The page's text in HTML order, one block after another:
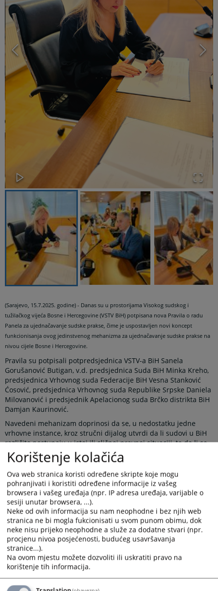
(Sarajevo, 15.7.2025. godine) - Danas su u prostorijama Visokog sudskog i
tužilačkog vijeća Bosne i Hercegovine (VSTV BiH) potpisana nova Pravila o radu
Panela za ujednačavanje sudske prakse, čime je uspostavljen novi koncept
funkcionisanja ovog jedinstvenog mehanizma za ujednačavanje sudske prakse na
nivou cijele Bosne i Hercegovine.
Pravila su potpisali potpredsjednica VSTV-a BiH Sanela
Gorušanović Butigan, v.d. predsjednica Suda BiH Minka Kreho,
predsjednica Vrhovnog suda Federacije BiH Vesna Stanković
Ćosović, predsjednica Vrhovnog suda Republike Srpske Daniela
Milovanović i predsjednik Apelacionog suda Brčko distrikta BiH
Damjan Kaurinović.
Navedeni mehanizam doprinosi da se, u nedostatku jedne
vrhovne instance, kroz stručni dijalog utvrdi da li sudovi u BiH
različito postupaju u istoj ili sličnoj pravnoj situaciji, te da li se
tako različito postupanje može ujednačiti usvajanjem pravnih
shvatanja na nivou sudova najviše instance. Javno objavljivanje
ovih shvatanja omogućava građanima i njihovim zastupnicima
korištenje istih prilikom ostvarivanja svojih prava pred sudom,
čime mogu osigurati veću pravnu sigurnost i jednakost pred
zakonom, bez obzira u kom dijelu države žive.
Novi koncept rada Panela predviđa održavanje većeg broja
sastanaka tokom godine, najmanje po jednog iz oblasti
krivičnog, građanskog i upravnog prava. Teme za sastanke
dogovaraju se na pripremnom sastanku, koji se održava
početkom svake kalendarske godine u prostorijama VSTV-a BiH.
Sastanci Panela se potom organizuju u sudovima najviše
instance, čime je napravljen iskorak u odnosu na raniju praksu
kada su se svi sastanci održavali isključivo u VSTV-u BiH.
Korištenje kolačića
Ova web stranica koristi određene skripte koje mogu
pohranjivati i koristiti određene informacije iz vašeg
browsera i vašeg uređaja (npr. IP adresa uređaja, varijable o
sesiji unutar browsera, ...).
Neke od ovih informacija su nam neophodne i bez njih web
stranica ne bi mogla fukcionisati u svom punom obimu, dok
neke nisu prijeko neophodne a služe za dodatne stvari (npr.
procjenu nivoa posjećenosti, budućeg usavršavanja
stranice...).
Na ovom mjestu možete dozvoliti ili uskratiti pravo na
korištenje tih informacija.